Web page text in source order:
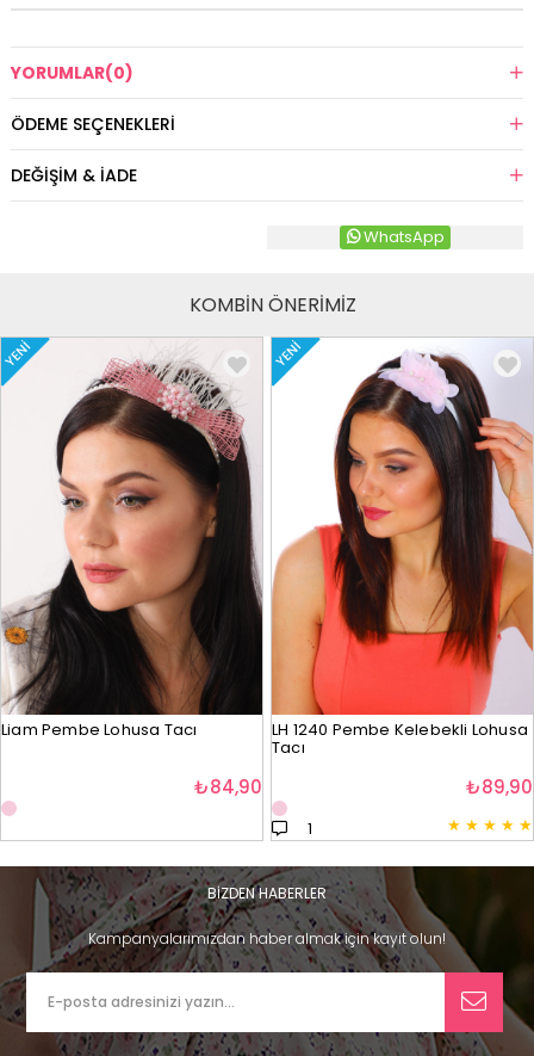
YORUMLAR(0)
ÖDEME SEÇENEKLERI
DEĞIŞIM & İADE
WhatsApp
KOMBİN ÖNERİMİZ
YENI
Liam Pembe Lohusa Tacı
₺84,90
YENI
LH 1240 Pembe Kelebekli Lohusa
Tacı
★ ★ ★ ★ ★
1
₺89,90
BİZDEN HABERLER
Kampanyalarımızdan haber almak için kayıt olun!